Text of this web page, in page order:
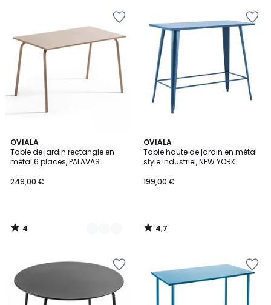
OVIALA
Table de jardin rectangle en
métal 6 places, PALAVAS
249,00 €
4
/
5
9
Couleurs
4
/
OVIALA
Table haute de jardin en métal
style industriel, NEW YORK
199,00 €
4,7
/ 5
4,7
/